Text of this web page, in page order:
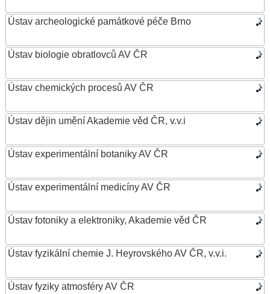
Ústav archeologické památkové péče Brno
Ústav biologie obratlovců AV ČR
Ústav chemických procesů AV ČR
Ústav dějin umění Akademie věd ČR, v.v.i
Ústav experimentální botaniky AV ČR
Ústav experimentální medicíny AV ČR
Ústav fotoniky a elektroniky, Akademie věd ČR
Ústav fyzikální chemie J. Heyrovského AV ČR, v.v.i.
Ústav fyziky atmosféry AV ČR